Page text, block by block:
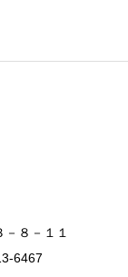
８－１１
6467